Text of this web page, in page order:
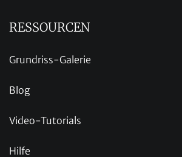
RESSOURCEN
Grundriss-Galerie
Blog
Video-Tutorials
Hilfe